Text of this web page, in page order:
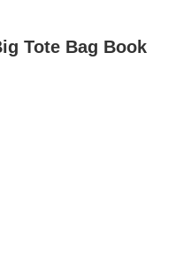
Tote Bag Book